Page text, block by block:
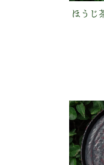
ほうじ